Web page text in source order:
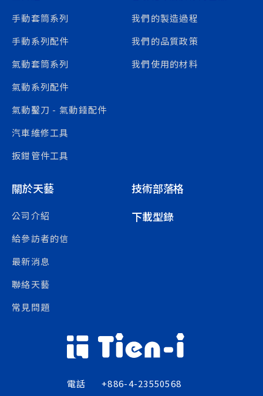
手動套筒系列
手動系列配件
氣動套筒系列
氣動系列配件
氣動鑿刀 - 氣動錘配件
汽車維修工具
扳鉗管件工具
我們的製造過程
我們的品質政策
我們使用的材料
關於天藝
公司介紹
給參訪者的信
最新消息
聯絡天藝
常見問題
技術部落格
下載型錄
電話 +886-4-23550568